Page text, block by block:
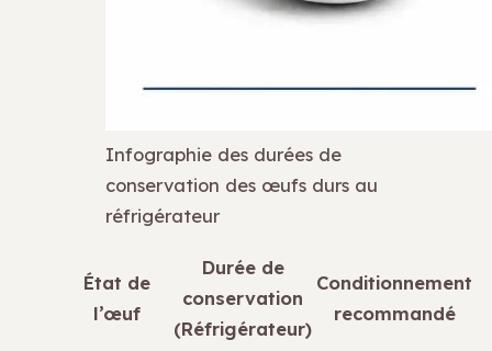
Infographie des durées de
conservation des œufs durs au
réfrigérateur
État de
l’œuf
Durée de
conservation
(Réfrigérateur)
Conditionnement
recommandé